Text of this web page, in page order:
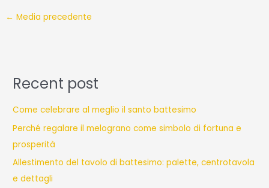
← Media precedente
Recent post
Come celebrare al meglio il santo battesimo
Perché regalare il melograno come simbolo di fortuna e
prosperità
Allestimento del tavolo di battesimo: palette, centrotavola
e dettagli